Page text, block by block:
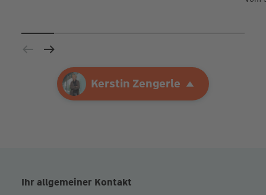
Ihre Agentur Kerstin Zengerle
Kerstin Zengerle
Ihr allgemeiner Kontakt